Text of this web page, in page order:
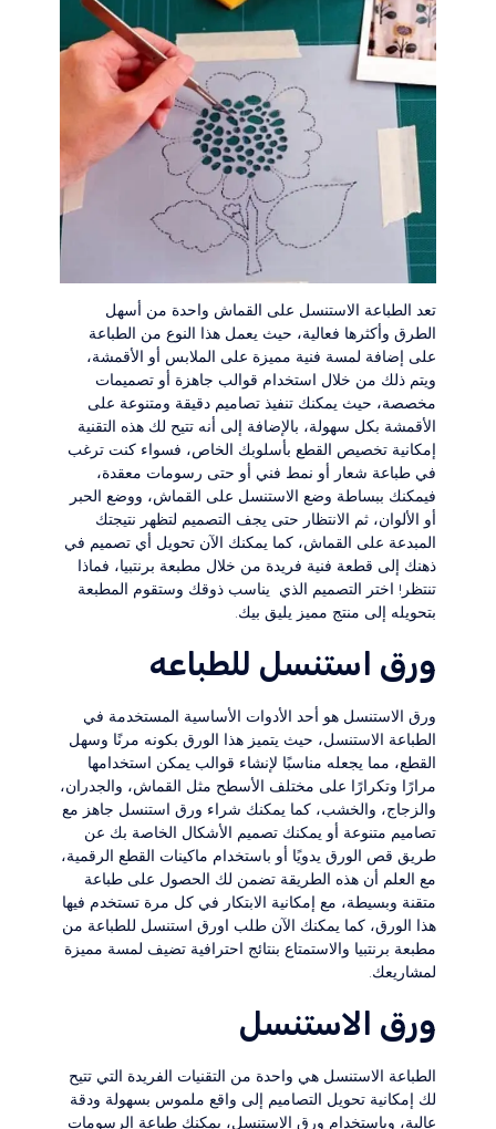
تعد الطباعة الاستنسل على القماش واحدة من أسهل
الطرق وأكثرها فعالية، حيث يعمل هذا النوع من الطباعة
على إضافة لمسة فنية مميزة على الملابس أو الأقمشة،
ويتم ذلك من خلال استخدام قوالب جاهزة أو تصميمات
مخصصة، حيث يمكنك تنفيذ تصاميم دقيقة ومتنوعة على
الأقمشة بكل سهولة، بالإضافة إلى أنه تتيح لك هذه التقنية
إمكانية تخصيص القطع بأسلوبك الخاص، فسواء كنت ترغب
في طباعة شعار أو نمط فني أو حتى رسومات معقدة،
فيمكنك ببساطة وضع الاستنسل على القماش، ووضع الحبر
أو الألوان، ثم الانتظار حتى يجف التصميم لتظهر نتيجتك
المبدعة على القماش، كما يمكنك الآن تحويل أي تصميم في
ذهنك إلى قطعة فنية فريدة من خلال مطبعة برنتبيا، فماذا
تنتظر! اختر التصميم الذي يناسب ذوقك وستقوم المطبعة
بتحويله إلى منتج مميز يليق بيك.
ورق استنسل للطباعه
ورق الاستنسل هو أحد الأدوات الأساسية المستخدمة في
الطباعة الاستنسل، حيث يتميز هذا الورق بكونه مرنًا وسهل
القطع، مما يجعله مناسبًا لإنشاء قوالب يمكن استخدامها
مرارًا وتكرارًا على مختلف الأسطح مثل القماش، والجدران،
والزجاج، والخشب، كما يمكنك شراء ورق استنسل جاهز مع
تصاميم متنوعة أو يمكنك تصميم الأشكال الخاصة بك عن
طريق قص الورق يدويًا أو باستخدام ماكينات القطع الرقمية،
مع العلم أن هذه الطريقة تضمن لك الحصول على طباعة
متقنة وبسيطة، مع إمكانية الابتكار في كل مرة تستخدم فيها
هذا الورق، كما يمكنك الآن طلب اورق استنسل للطباعة من
مطبعة برنتبيا والاستمتاع بنتائج احترافية تضيف لمسة مميزة
لمشاريعك.
ورق الاستنسل
الطباعة الاستنسل هي واحدة من التقنيات الفريدة التي تتيح
لك إمكانية تحويل التصاميم إلى واقع ملموس بسهولة ودقة
عالية، وباستخدام ورق الاستنسل، يمكنك طباعة الرسومات